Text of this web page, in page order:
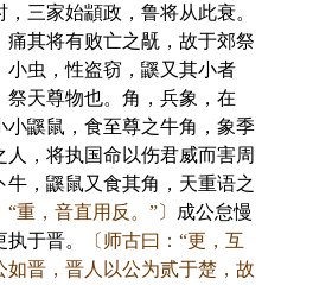
，三家始顓政，鲁将从此衰。
痛其将有败亡之旤，故于郊祭
小虫，性盗窃，鼷又其小者
祭天尊物也。角，兵象，在
小鼷鼠，食至尊之牛角，象季
人，将执国命以伤君威而害周
牛，鼷鼠又食其角，天重语之
“重，音直用反。”〕
成公怠慢
于晋。
〔师古曰：“更，互
如晋，晋人以公为贰于楚，故